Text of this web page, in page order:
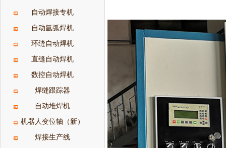
自动焊接专机
自动氩弧焊机
环缝自动焊机
直缝自动焊机
数控自动焊机
焊缝跟踪器
自动堆焊机
机器人变位轴（新）
焊接生产线